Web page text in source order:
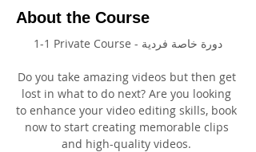
About the Course
1-1 Private Course - دورة خاصة فردية
Do you take amazing videos but then get
lost in what to do next? Are you looking
to enhance your video editing skills, book
now to start creating memorable clips
and high-quality videos.